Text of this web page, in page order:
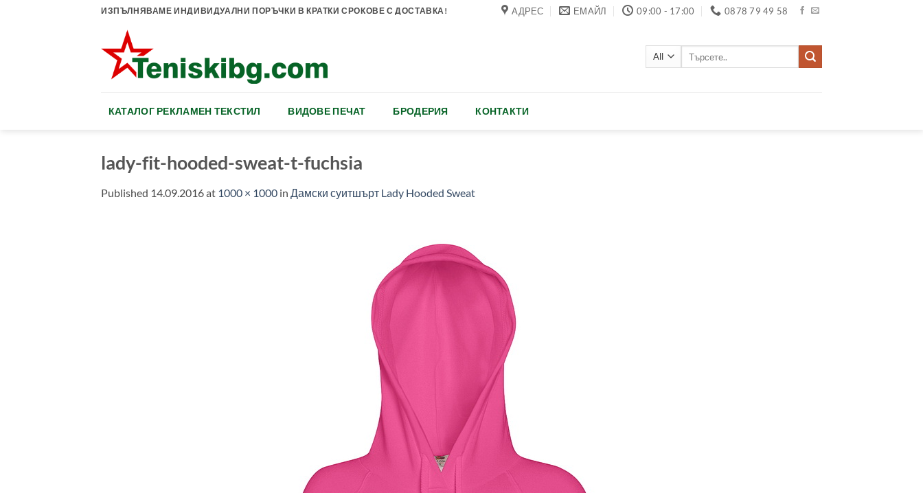
ИЗПЪЛНЯВАМЕ ИНДИВИДУАЛНИ ПОРЪЧКИ В КРАТКИ СРОКОВЕ С ДОСТАВКА! АДРЕС ЕМАЙЛ 09:00 - 17:00 0878 79 49 58
КАТАЛОГ РЕКЛАМЕН ТЕКСТИЛ ВИДОВЕ ПЕЧАТ БРОДЕРИЯ КОНТАКТИ
lady-fit-hooded-sweat-t-fuchsia
Published 14.09.2016at 1000 × 1000 in Дамски суитшърт Lady Hooded Sweat